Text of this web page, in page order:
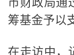
筹基金予以
在走访中，